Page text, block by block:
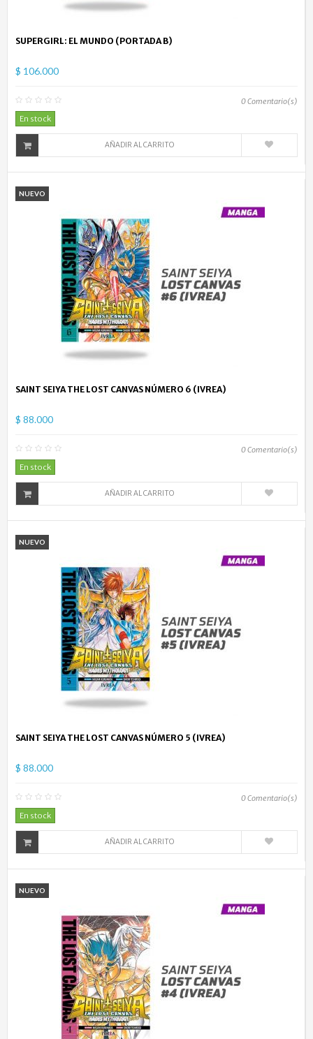
SUPERGIRL: EL MUNDO (PORTADA B)
$ 106.000
0Comentario(s)
En stock
AÑADIR AL CARRITO
NUEVO
SAINT SEIYA THE LOST CANVAS NÚMERO 6 (IVREA)
$ 88.000
0Comentario(s)
En stock
AÑADIR AL CARRITO
NUEVO
SAINT SEIYA THE LOST CANVAS NÚMERO 5 (IVREA)
$ 88.000
0Comentario(s)
En stock
AÑADIR AL CARRITO
NUEVO